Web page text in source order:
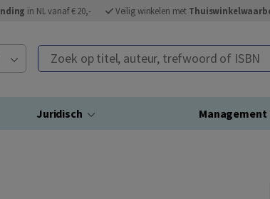
in NL vanaf € 20,- Veilig winkelen met
Zoek op titel, auteur, trefwoord of ISBN
Juridisch Management